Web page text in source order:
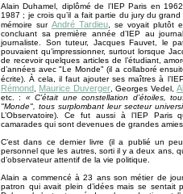
Alain Duhamel, diplômé de l’IEP Paris en
1987 ; je crois qu’il a fait partie du jury du
mémoire sur André Tardieu, se voyait plutôt
concluant sa première année d’IEP au
journaliste. Son tuteur, Jacques Fauvet, le
pouvaient qu’impressionner, surtout lorsque
de recevoir quelques articles de l’étudiant,
d’années avec "Le Monde" (il a collaboré
écrite). À cela, il faut ajouter ses maîtres à
Rémond Maurice Duverger, Georges Vedel,
etc. : « C’était une constellation d’étoiles,
"Monde", tous surplombant leur secteur
L’Observatoire). Ce fut aussi à l’IEP Paris
camarades qui sont devenues de grandes
C’est dans ce dernier livre (il a publié un
personnel que les autres, sorti il y a deux ans,
d’observateur attentif de la vie politique.
Alain a commencé à 23 ans son métier de
patron qui avait plein d’idées mais se sentait